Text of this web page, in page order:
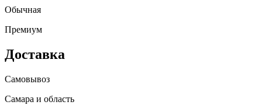
Обычная
Премиум
Доставка
Самовывоз
Самара и область